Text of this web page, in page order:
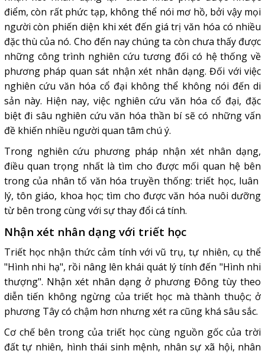
điểm, còn rất phức tạp, không thể nói mơ hồ, bởi vậy mọi
người còn phiến diện khi xét đến giá trị văn hóa có nhiều
đặc thù của nó. Cho đến nay chúng ta còn chưa thấy được
những công trình nghiên cứu tương đối có hệ thống về
phương pháp quan sát nhận xét nhân dạng. Đối với việc
nghiên cứu văn hóa cổ đại không thể không nói đến di
sản này. Hiện nay, việc nghiên cứu văn hóa cổ đại, đặc
biệt đi sâu nghiên cứu văn hóa thần bí sẽ có những vấn
đề khiến nhiều người quan tâm chú ý.
Trong nghiên cứu phương pháp nhận xét nhân dạng,
điều quan trọng nhất là tìm cho được mối quan hệ bên
trong của nhân tố văn hóa truyền thống: triết học, luân
lý, tôn giáo, khoa học; tìm cho được văn hóa nuôi dưỡng
từ bên trong cùng với sự thay đổi cá tính.
Nhận xét nhân dạng với triết học
Triết học nhận thức cảm tính với vũ trụ, tự nhiên, cụ thể
"Hình nhi hạ", rồi nâng lên khái quát lý tính đến "Hình nhi
thượng". Nhận xét nhân dạng ở phương Đông tùy theo
diễn tiến không ngừng của triết học mà thành thuộc; ở
phương Tây có chậm hơn nhưng xét ra cũng khá sâu sắc.
Cơ chế bên trong của triết học cùng nguồn gốc của trời
đất tự nhiên, hình thái sinh mệnh, nhân sự xã hội, nhân